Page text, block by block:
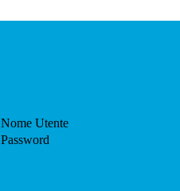
Nome Utente
Password